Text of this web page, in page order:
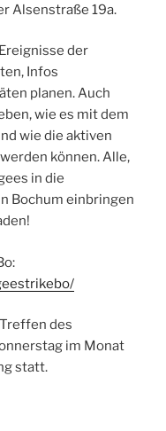
Alsenstraße 19a.
der
Infos
planen. Auch
wie es mit dem
wie die aktiven
können. Alle,
in die
Bochum einbringen
des
im Monat
statt.